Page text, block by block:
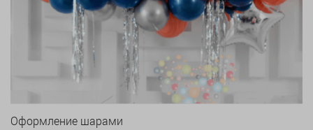
Оформление шарами